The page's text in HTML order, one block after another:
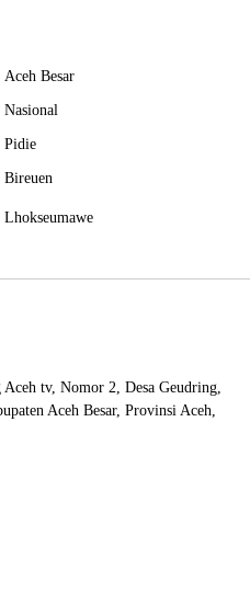
Aceh Besar
Nasional
Pidie
Bireuen
Lhokseumawe
tv, Nomor 2, Desa Geudring,
Aceh Besar, Provinsi Aceh,